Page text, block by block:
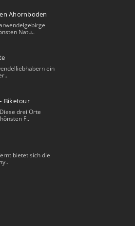
Ahornboden
Natu..
ein
Biketour
drei Orte
F..
bietet sich die